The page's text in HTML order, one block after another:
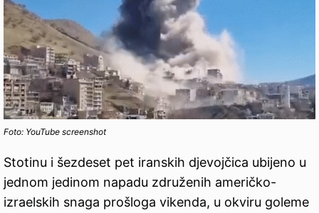
Foto: YouTube screenshot
Stotinu i šezdeset pet iranskih djevojčica ubijeno u
jednom jedinom napadu združenih američko-
izraelskih snaga prošloga vikenda, u okviru goleme